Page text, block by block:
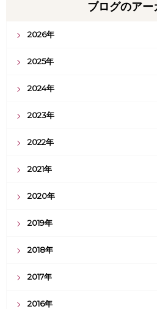
ブログのアー
2026年
2025年
2024年
2023年
2022年
2021年
2020年
2019年
2018年
2017年
2016年